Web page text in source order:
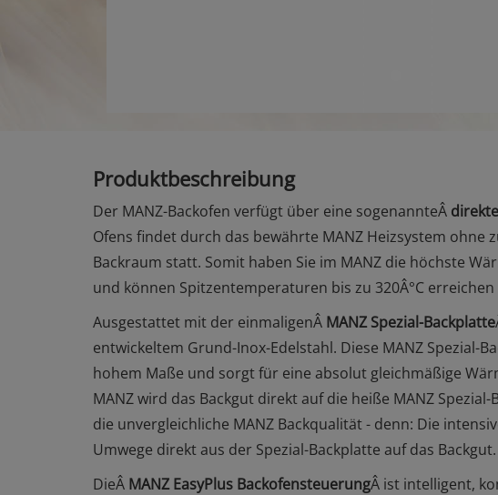
Produktbeschreibung
Der MANZ-Backofen verfügt über eine sogenannteÂ
Ofens findet durch das bewährte MANZ Heizsystem ohne
Backraum statt. Somit haben Sie im MANZ die höchste
und können Spitzentemperaturen bis zu 320Â°C erreichen
Ausgestattet mit der einmaligenÂ MANZ Spezial-Backplatte
entwickeltem Grund-Inox-Edelstahl. Diese MANZ Spezial-
hohem Maße und sorgt für eine absolut gleichmäßige
MANZ wird das Backgut direkt auf die heiße MANZ
die unvergleichliche MANZ Backqualität - denn: Die
Umwege direkt aus der Spezial-Backplatte auf das Backgut.
DieÂ MANZ EasyPlus BackofensteuerungÂ ist intelligent,